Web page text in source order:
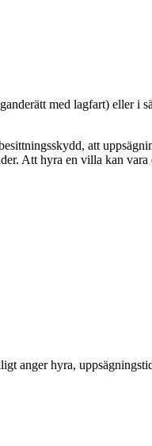
med lagfart) eller i
att
Att hyra en villa kan
anger hyra,